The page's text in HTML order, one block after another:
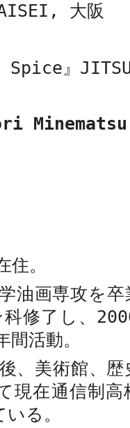
大阪
Spice』
Minematsu
。
油画専攻を
修了し、
間活動。
、美術館、
現在通信制
る。